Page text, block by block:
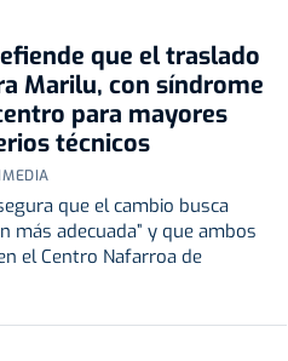
que el traslado
Marilu, con síndrome
para mayores
técnicos
que el cambio busca
más adecuada” y que ambos
el Centro Nafarroa de